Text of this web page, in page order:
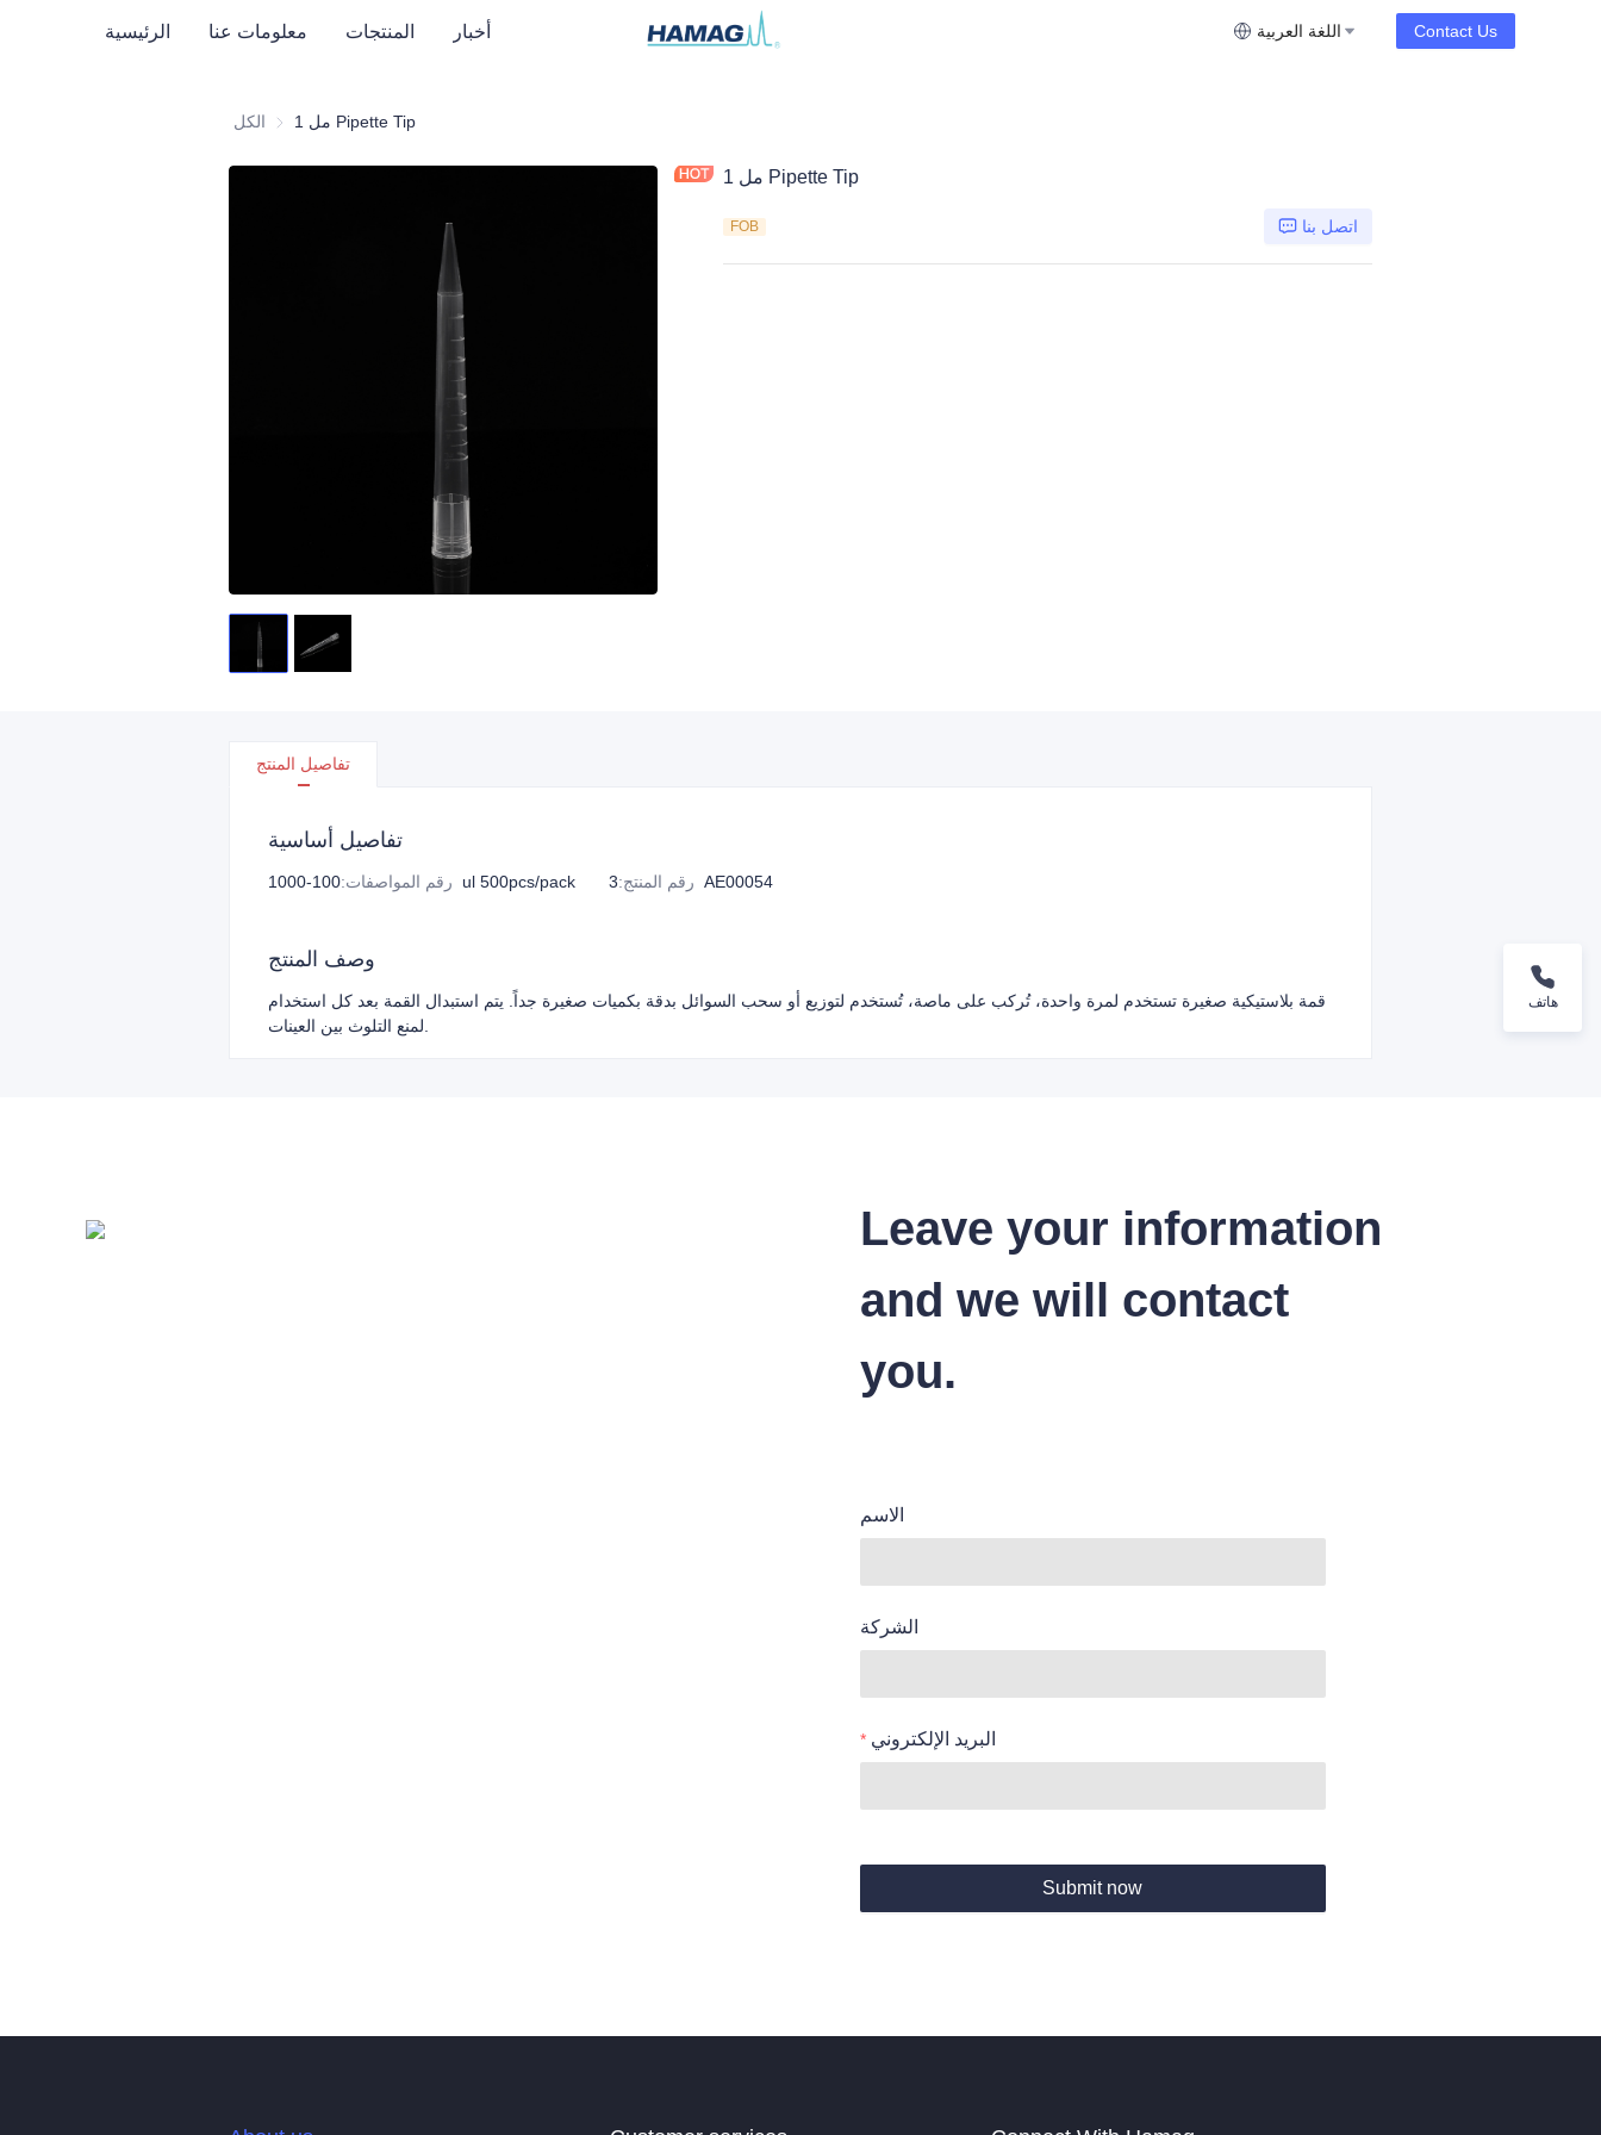
الرئيسية معلومات عنا المنتجات أخبار اللغة العربية Contact Us
الكل 1 مل Pipette Tip
1 مل Pipette Tip
FOB اتصل بنا
تفاصيل المنتج
تفاصيل أساسية
رقم المواصفات: 100-1000ul 500pcs/pack رقم المنتج: 3AE00054
وصف المنتج
قمة بلاستيكية صغيرة تستخدم لمرة واحدة، تُركب على ماصة، تُستخدم لتوزيع أو سحب السوائل بدقة بكميات صغيرة جداً. يتم استبدال القمة بعد كل استخدام
Leave your information
and we will contact
you.
الاسم
الشركة
البريد الإلكتروني
Submit now
هاتف